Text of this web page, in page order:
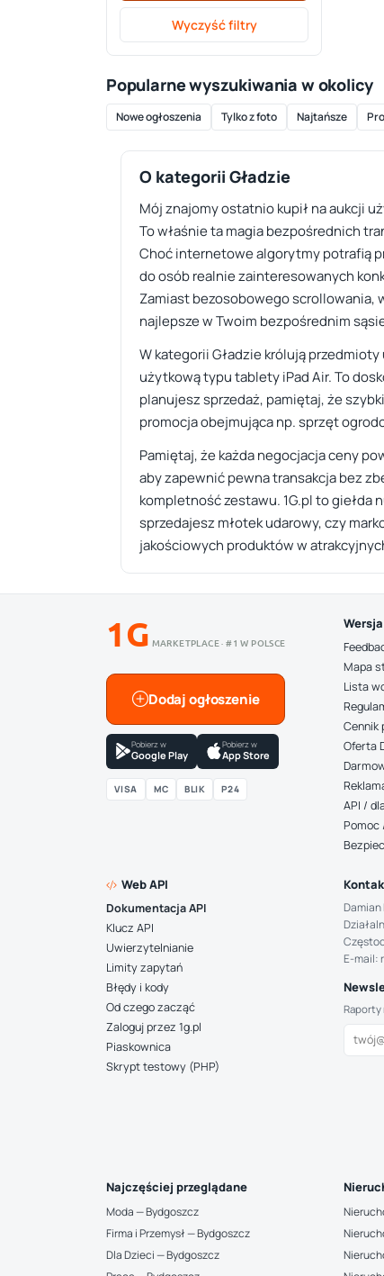
Wyczyść filtry
Popularne wyszukiwania w okolicy
Nowe ogłoszenia Tylko z foto Najtańsze
O kategorii Gładzie
Mój znajomy ostatnio kupił na aukcji
To właśnie ta magia bezpośrednich
Choć internetowe algorytmy potrafią
do osób realnie zainteresowanych
Zamiast bezosobowego scrollowania,
najlepsze w Twoim bezpośrednim
W kategorii Gładzie królują
użytkową typu tablety iPad Air. To
planujesz sprzedaż, pamiętaj, że
promocja obejmująca np. sprzęt
Pamiętaj, że każda negocjacja ceny
aby zapewnić pewna transakcja bez
kompletność zestawu. 1G.pl to giełda
sprzedajesz młotek udarowy, czy
jakościowych produktów w
1G MARKETPLACE · #1 W POLSCE
Dodaj ogłoszenie
Pobierz w
Google Play
Pobierz w
App Store
VISA MC BLIK P24
Mapa
Lista
Cennik
Oferta
API /
Pomoc
Web API
Dokumentacja API
Klucz API
Uwierzytelnianie
Limity zapytań
Błędy i kody
Od czego zacząć
Zaloguj przez 1g.pl
Piaskownica
Skrypt testowy (PHP)
E-mail:
Raporty
Najczęściej przeglądane
Moda — Bydgoszcz
Firma i Przemysł — Bydgoszcz
Dla Dzieci — Bydgoszcz